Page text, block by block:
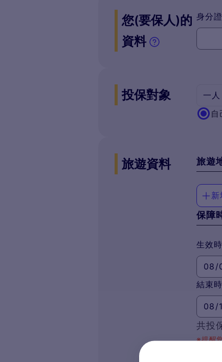
您(要保人)的
資料
身分
投保對象
一人
自
旅遊資料 旅遊
新
保障
生效
結束
共投
※提醒